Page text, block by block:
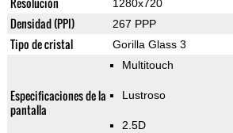
1280x720
Densidad (PPI) 267 PPP
Tipo de cristal Gorilla Glass 3
Especificaciones de la
pantalla
Multitouch
Lustroso
2.5D